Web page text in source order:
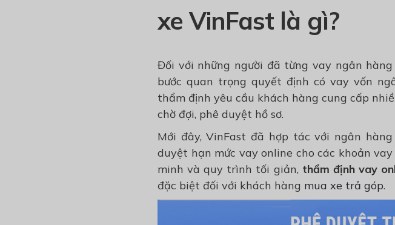
xe VinFast là gì?
Đối với những người đã từng vay ngân
bước quan trọng quyết định có vay vốn
thẩm định yêu cầu khách hàng cung cấp
chờ đợi, phê duyệt hồ sơ.
Mới đây, VinFast đã hợp tác với ngân
duyệt hạn mức vay online cho các khoản
minh và quy trình tối giản, thẩm định vay
đặc biệt đối với khách hàng mua xe trả góp.